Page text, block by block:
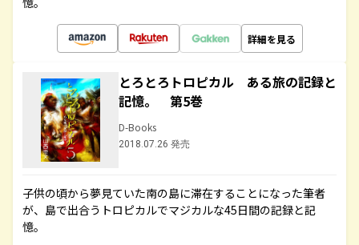
詳細を見る
とろとろトロピカル ある旅の記録と
記憶。 第5巻
D-Books
2018.07.26 発売
子供の頃から夢見ていた南の島に滞在することになった筆者
が、島で出合うトロピカルでマジカルな45日間の記録と記
憶。